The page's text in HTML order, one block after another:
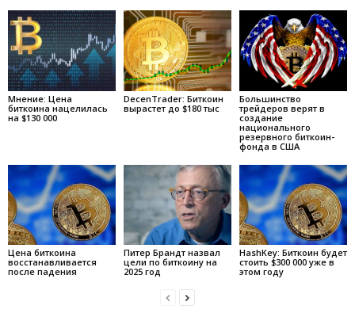
Мнение: Цена
биткоина нацелилась
на $130 000
DecenTrader: Биткоин
вырастет до $180 тыс
Большинство
трейдеров верят в
создание
национального
резервного биткоин-
фонда в США
Цена биткоина
восстанавливается
после падения
Питер Брандт назвал
цели по биткоину на
2025 год
HashKey: Биткоин будет
стоить $300 000 уже в
этом году